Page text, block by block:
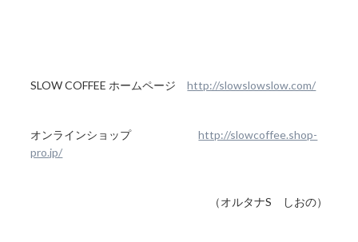
SLOW COFFEE ホームページhttp://slowslowslow.com/
オンラインショップhttp://slowcoffee.shop-
pro.jp/
（オルタナS しおの）